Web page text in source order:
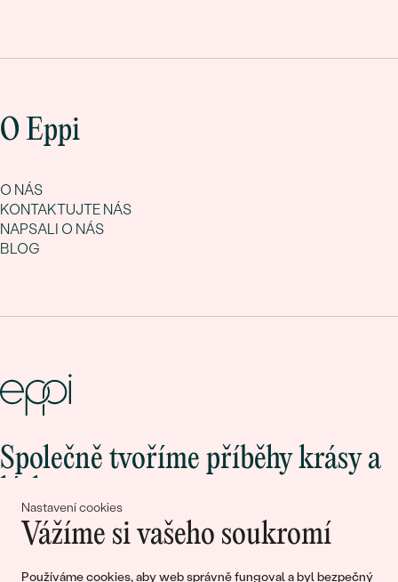
Nastavení cookies
Vážíme si vašeho soukromí
Používáme cookies, aby web správně fungoval a byl bezpečný
O Eppi
O NÁS
KONTAKTUJTE NÁS
NAPSALI O NÁS
BLOG
Společně tvoříme příběhy krásy a
Připojte se k nám!